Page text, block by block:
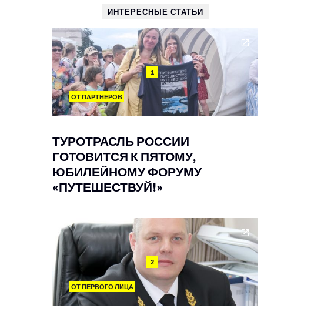
ИНТЕРЕСНЫЕ СТАТЬИ
1
ОТ ПАРТНЕРОВ
ТУРОТРАСЛЬ РОССИИ
ГОТОВИТСЯ К ПЯТОМУ,
ЮБИЛЕЙНОМУ ФОРУМУ
«ПУТЕШЕСТВУЙ!»
2
ОТ ПЕРВОГО ЛИЦА